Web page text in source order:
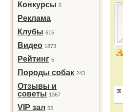
Конкурсы 5
Реклама
Клубы 615
Видео 1873
Рейтинг 5
Породы собак 243
Отзывы и
советы 1367
VIP зал 55